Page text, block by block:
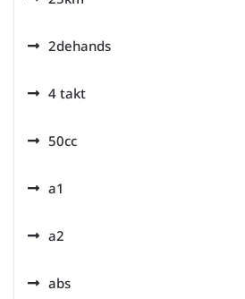
2dehands
4 takt
50cc
a1
a2
abs